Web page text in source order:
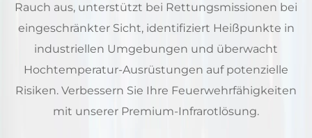
Rauch aus, unterstützt bei Rettungsmissionen bei
eingeschränkter Sicht, identifiziert Heißpunkte in
industriellen Umgebungen und überwacht
Hochtemperatur-Ausrüstungen auf potenzielle
Risiken. Verbessern Sie Ihre Feuerwehrfähigkeiten
mit unserer Premium-Infrarotlösung.